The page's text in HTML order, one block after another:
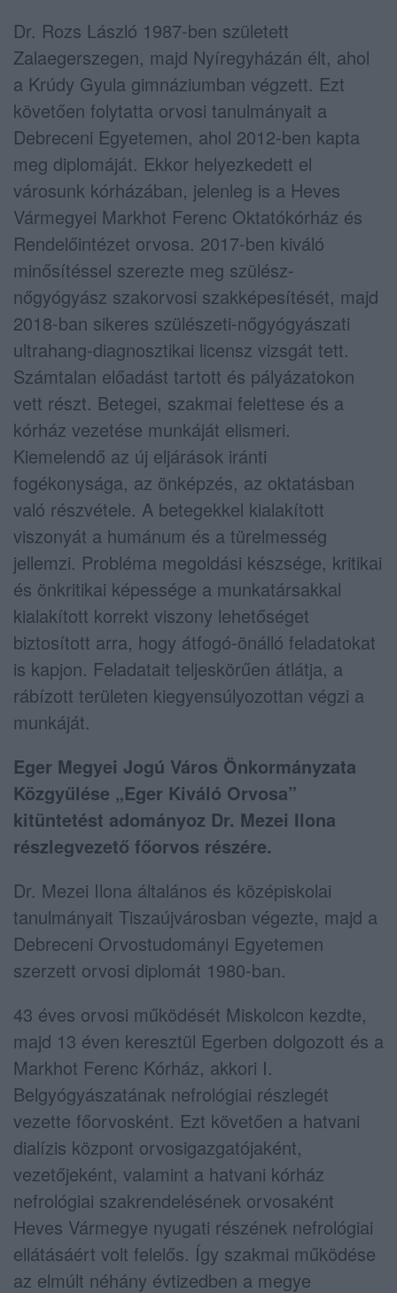
Dr. Rozs László 1987-ben született
Zalaegerszegen, majd Nyíregyházán élt, ahol
a Krúdy Gyula gimnáziumban végzett. Ezt
követően folytatta orvosi tanulmányait a
Debreceni Egyetemen, ahol 2012-ben kapta
meg diplomáját. Ekkor helyezkedett el
városunk kórházában, jelenleg is a Heves
Vármegyei Markhot Ferenc Oktatókórház és
Rendelőintézet orvosa. 2017-ben kiváló
minősítéssel szerezte meg szülész-
nőgyógyász szakorvosi szakképesítését, majd
2018-ban sikeres szülészeti-nőgyógyászati
ultrahang-diagnosztikai licensz vizsgát tett.
Számtalan előadást tartott és pályázatokon
vett részt. Betegei, szakmai felettese és a
kórház vezetése munkáját elismeri.
Kiemelendő az új eljárások iránti
fogékonysága, az önképzés, az oktatásban
való részvétele. A betegekkel kialakított
viszonyát a humánum és a türelmesség
jellemzi. Probléma megoldási készsége, kritikai
és önkritikai képessége a munkatársakkal
kialakított korrekt viszony lehetőséget
biztosított arra, hogy átfogó-önálló feladatokat
is kapjon. Feladatait teljeskörűen átlátja, a
rábízott területen kiegyensúlyozottan végzi a
munkáját.
Eger Megyei Jogú Város Önkormányzata
Közgyűlése „Eger Kiváló Orvosa”
kitüntetést adományoz Dr. Mezei Ilona
részlegvezető főorvos részére.
Dr. Mezei Ilona általános és középiskolai
tanulmányait Tiszaújvárosban végezte, majd a
Debreceni Orvostudományi Egyetemen
szerzett orvosi diplomát 1980-ban.
43 éves orvosi működését Miskolcon kezdte,
majd 13 éven keresztül Egerben dolgozott és a
Markhot Ferenc Kórház, akkori I.
Belgyógyászatának nefrológiai részlegét
vezette főorvosként. Ezt követően a hatvani
dialízis központ orvosigazgatójaként,
vezetőjeként, valamint a hatvani kórház
nefrológiai szakrendelésének orvosaként
Heves Vármegye nyugati részének nefrológiai
ellátásáért volt felelős. Így szakmai működése
az elmúlt néhány évtizedben a megye